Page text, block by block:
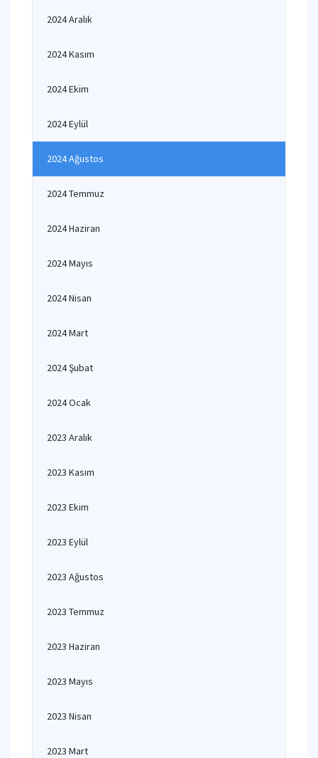
2024 Aralık
2024 Kasım
2024 Ekim
2024 Eylül
2024 Ağustos
2024 Temmuz
2024 Haziran
2024 Mayıs
2024 Nisan
2024 Mart
2024 Şubat
2024 Ocak
2023 Aralık
2023 Kasım
2023 Ekim
2023 Eylül
2023 Ağustos
2023 Temmuz
2023 Haziran
2023 Mayıs
2023 Nisan
2023 Mart